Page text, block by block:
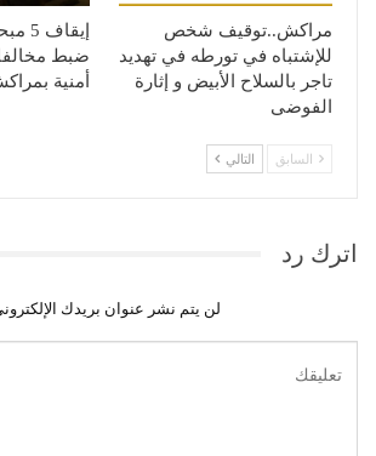
مراكش..توقيف شخص
للإشتباه في تورطه في تهديد
تاجر بالسلاح الأبيض و إثارة
الفوضى
ضبط
أمنية
السابق التالي
اترك رد
لن يتم نشر عنوان بريدك